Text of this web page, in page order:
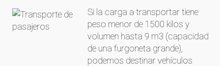
Si la carga a transportar tiene
peso menor de 1500 kilos y
volumen hasta 9 m3 (capacidad
de una furgoneta grande),
podemos destinar vehículos